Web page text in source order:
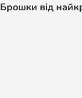
Брошки від